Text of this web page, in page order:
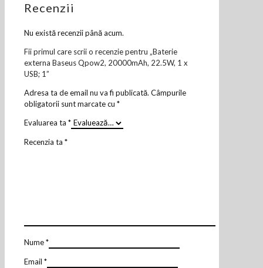
Recenzii
Nu există recenzii până acum.
Fii primul care scrii o recenzie pentru „Baterie
externa Baseus Qpow2, 20000mAh, 22.5W, 1 x
USB; 1”
Adresa ta de email nu va fi publicată. Câmpurile
obligatorii sunt marcate cu *
Evaluarea ta *
Recenzia ta *
Nume*
Email *